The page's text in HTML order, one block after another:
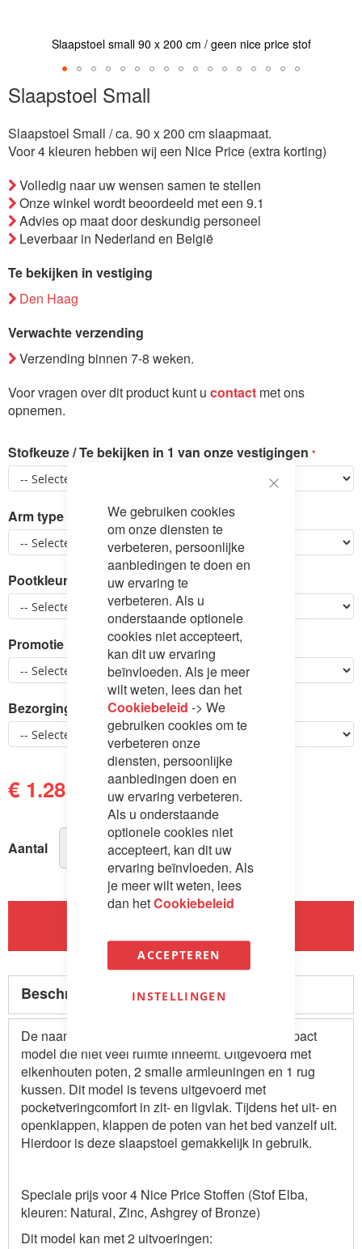
We gebruiken cookies
om onze diensten te
verbeteren, persoonlijke
aanbiedingen te doen en
uw ervaring te
verbeteren. Als u
onderstaande optionele
cookies niet accepteert,
kan dit uw ervaring
beïnvloeden. Als je meer
wilt weten, lees dan het
Cookiebeleid -> We
gebruiken cookies om te
verbeteren onze
diensten, persoonlijke
aanbiedingen doen en
uw ervaring verbeteren.
Als u onderstaande
optionele cookies niet
accepteert, kan dit uw
ervaring beïnvloeden. Als
je meer wilt weten, lees
dan hetCookiebeleid
ACCEPTEREN
INSTELLINGEN
Slaapstoel small 90 x 200 cm / geen nice price stof
Ga
naar
het
begin
van
de
afbeeldingen-
gallerij
Slaapstoel Small
Slaapstoel Small / ca. 90 x 200 cm slaapmaat.
Voor 4 kleuren hebben wij een Nice Price (extra korting)
Volledig naar uw wensen samen te stellen
Onze winkel wordt beoordeeld met een 9.1
Advies op maat door deskundig personeel
Leverbaar in Nederland en België
Te bekijken in vestiging
Den Haag
Verwachte verzending
Verzending binnen 7-8 weken.
Voor vragen over dit product kunt u contact met ons
opnemen.
Stofkeuze / Te bekijken in 1 van onze vestigingen
Arm type
Pootkleur
Promotie met gratis opdekmatrasbeschermer
Bezorging en montage
€ 1.285,00 € 1.359,00
Aantal
Beschrijving
De naam zegt het al Slaapstoel Small, een compact
model die niet veel ruimte inneemt. Uitgevoerd met
eikenhouten poten, 2 smalle armleuningen en 1 rug
kussen. Dit model is tevens uitgevoerd met
pocketveringcomfort in zit- en ligvlak. Tijdens het uit- en
openklappen, klappen de poten van het bed vanzelf uit.
Hierdoor is deze slaapstoel gemakkelijk in gebruik.
Speciale prijs voor 4 Nice Price Stoffen (Stof Elba,
kleuren: Natural, Zinc, Ashgrey of Bronze)
Dit model kan met 2 uitvoeringen: